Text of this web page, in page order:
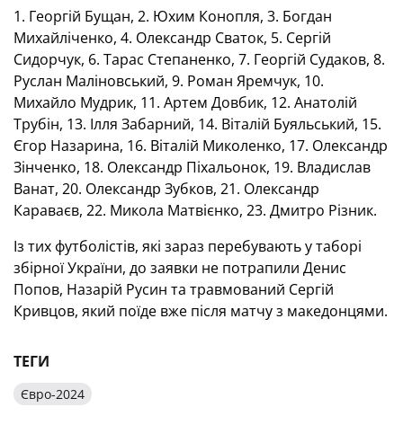
1. Георгій Бущан, 2. Юхим Конопля, 3. Богдан
Михайліченко, 4. Олександр Сваток, 5. Сергій
Сидорчук, 6. Тарас Степаненко, 7. Георгій Судаков, 8.
Руслан Маліновський, 9. Роман Яремчук, 10.
Михайло Мудрик, 11. Артем Довбик, 12. Анатолій
Трубін, 13. Ілля Забарний, 14. Віталій Буяльський, 15.
Єгор Назарина, 16. Віталій Миколенко, 17. Олександр
Зінченко, 18. Олександр Піхальонок, 19. Владислав
Ванат, 20. Олександр Зубков, 21. Олександр
Караваєв, 22. Микола Матвієнко, 23. Дмитро Різник.
Із тих футболістів, які зараз перебувають у таборі
збірної України, до заявки не потрапили Денис
Попов, Назарій Русин та травмований Сергій
Кривцов, який поїде вже після матчу з македонцями.
ТЕГИ
Євро-2024